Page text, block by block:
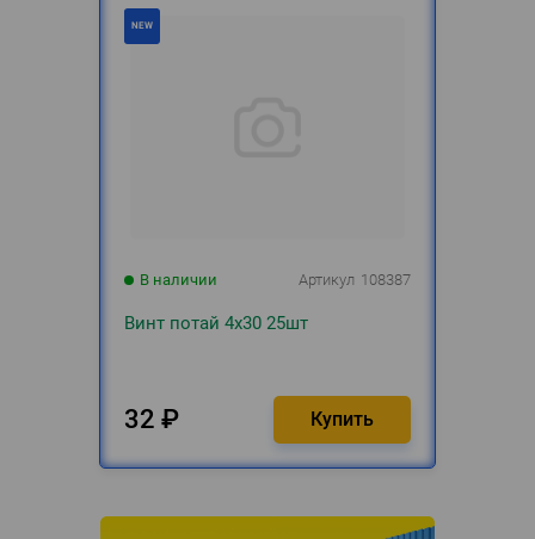
В наличии Артикул 108387
Винт потай 4х30 25шт
32 ₽